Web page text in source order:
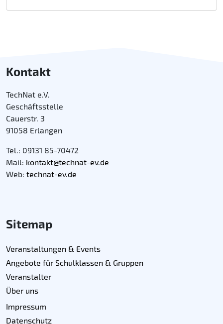
Kontakt
TechNat e.V.
Geschäftsstelle
Cauerstr. 3
91058 Erlangen
Tel.: 09131 85-70472
Mail: kontakt@technat-ev.de
Web: technat-ev.de
Sitemap
Veranstaltungen & Events
Angebote für Schulklassen & Gruppen
Veranstalter
Über uns
Impressum
Datenschutz